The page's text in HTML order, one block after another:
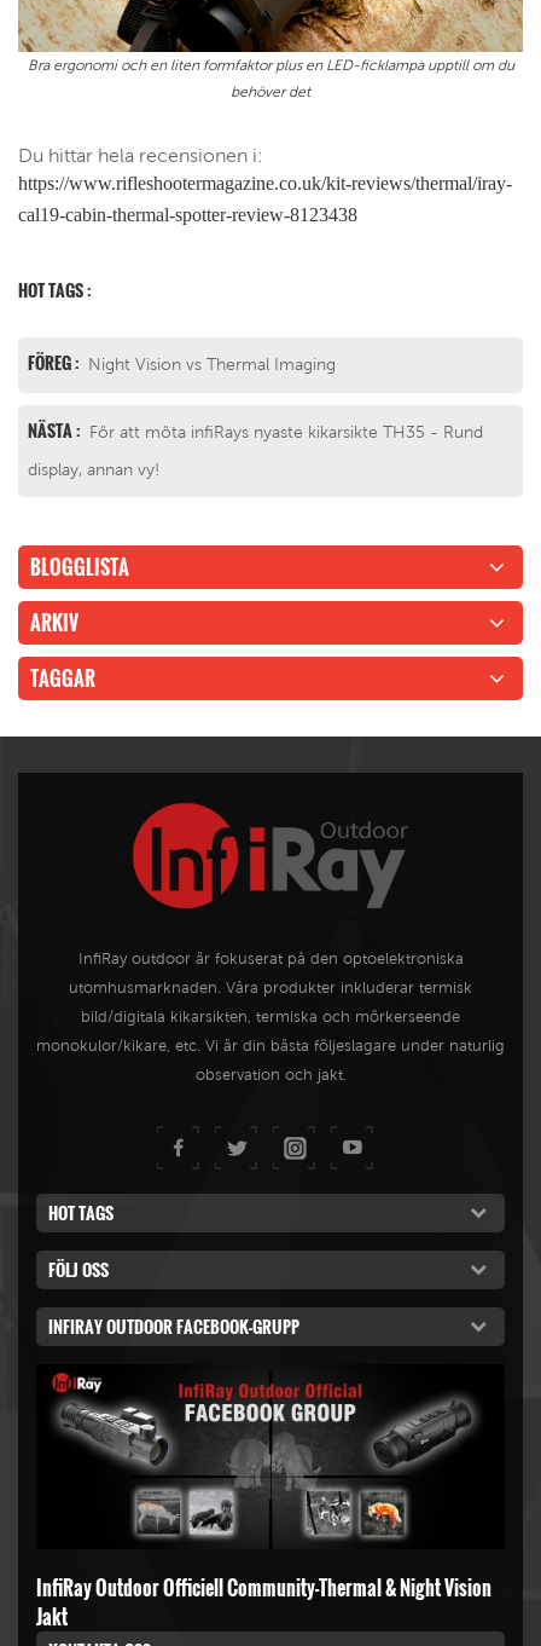
Bra ergonomi och en liten formfaktor plus en LED-ficklampa upptill om du
behöver det
Du hittar hela recensionen i:
https://www.rifleshootermagazine.co.uk/kit-reviews/thermal/iray-
cal19-cabin-thermal-spotter-review-8123438
HOT TAGS :
FÖREG : Night Vision vs Thermal Imaging
NÄSTA : För att möta infiRays nyaste kikarsikte TH35 - Rund
display, annan vy!
BLOGGLISTA
ARKIV
TAGGAR
InfiRay outdoor är fokuserat på den optoelektroniska
utomhusmarknaden. Våra produkter inkluderar termisk
bild/digitala kikarsikten, termiska och mörkerseende
monokulor/kikare, etc. Vi är din bästa följeslagare under naturlig
observation och jakt.
HOT TAGS
FÖLJ OSS
INFIRAY OUTDOOR FACEBOOK-GRUPP
InfiRay Outdoor Officiell Community-Thermal & Night Vision
Jakt